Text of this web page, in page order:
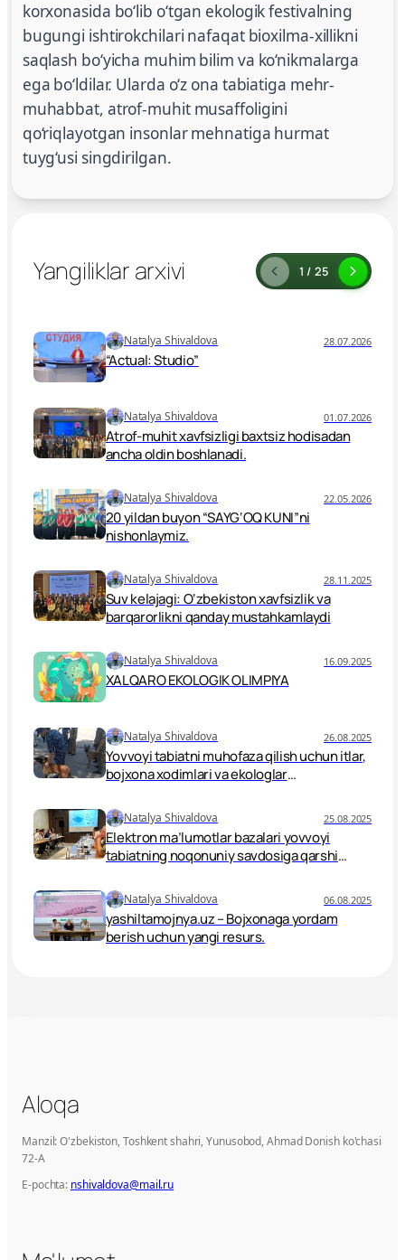
korxonasida bo‘lib o‘tgan ekologik festivalning
bugungi ishtirokchilari nafaqat bioxilma-xillikni
saqlash bo‘yicha muhim bilim va ko‘nikmalarga
ega bo‘ldilar. Ularda o‘z ona tabiatiga mehr-
muhabbat, atrof-muhit musaffoligini
qo‘riqlayotgan insonlar mehnatiga hurmat
tuyg‘usi singdirilgan.
Yangiliklar arxivi 1 / 25
Natalya Shivaldova 28.07.2026
“Actual: Studio”
Natalya Shivaldova 01.07.2026
Atrof-muhit xavfsizligi baxtsiz hodisadan
ancha oldin boshlanadi.
Natalya Shivaldova 22.05.2026
20 yildan buyon “SAYG‘OQ KUNI”ni
nishonlaymiz.
Natalya Shivaldova 28.11.2025
Suv kelajagi: O‘zbekiston xavfsizlik va
barqarorlikni qanday mustahkamlaydi
Natalya Shivaldova 16.09.2025
XALQARO EKOLOGIK OLIMPIYA
Natalya Shivaldova 26.08.2025
Yovvoyi tabiatni muhofaza qilish uchun itlar,
bojxona xodimlari va ekologlar
Natalya Shivaldova 25.08.2025
Elektron ma’lumotlar bazalari yovvoyi
tabiatning noqonuniy savdosiga qarshi
Natalya Shivaldova 06.08.2025
yashiltamojnya.uz – Bojxonaga yordam
berish uchun yangi resurs.
Aloqa
Manzil: O'zbekiston, Toshkent shahri, Yunusobod, Ahmad Donish ko'chasi
72-A
E-pochta: nshivaldova@mail.ru